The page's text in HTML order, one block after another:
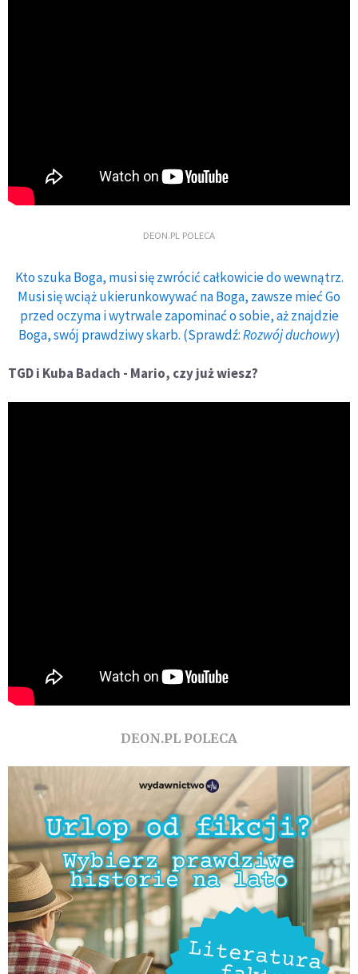
DEON.PL POLECA
Kto szuka Boga, musi się zwrócić całkowicie do wewnątrz.
Musi się wciąż ukierunkowywać na Boga, zawsze mieć Go
przed oczyma i wytrwale zapominać o sobie, aż znajdzie
Boga, swój prawdziwy skarb. (Sprawdź:Rozwój duchowy)
TGD i Kuba Badach - Mario, czy już wiesz?
DEON.PL POLECA